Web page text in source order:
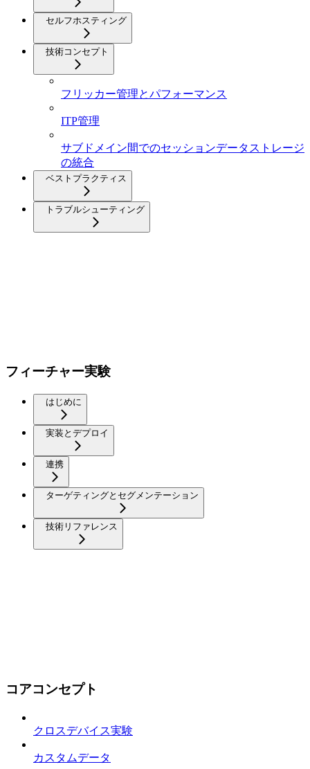
セルフホスティング
技術コンセプト
フリッカー管理とパフォーマンス
ITP管理
サブドメイン間でのセッションデータストレージ
の統合
ベストプラクティス
トラブルシューティング
フィーチャー実験
はじめに
実装とデプロイ
連携
ターゲティングとセグメンテーション
技術リファレンス
コアコンセプト
クロスデバイス実験
カスタムデータ